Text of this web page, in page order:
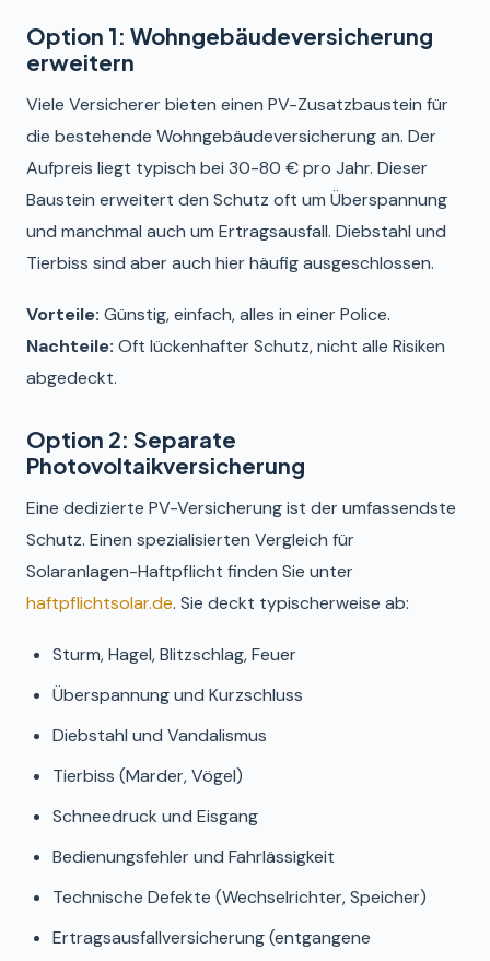
Option 1: Wohngebäudeversicherung
erweitern
Viele Versicherer bieten einen PV-Zusatzbaustein für
die bestehende Wohngebäudeversicherung an. Der
Aufpreis liegt typisch bei 30-80 € pro Jahr. Dieser
Baustein erweitert den Schutz oft um Überspannung
und manchmal auch um Ertragsausfall. Diebstahl und
Tierbiss sind aber auch hier häufig ausgeschlossen.
Vorteile: Günstig, einfach, alles in einer Police.
Nachteile: Oft lückenhafter Schutz, nicht alle Risiken
abgedeckt.
Option 2: Separate
Photovoltaikversicherung
Eine dedizierte PV-Versicherung ist der umfassendste
Schutz. Einen spezialisierten Vergleich für
Solaranlagen-Haftpflicht finden Sie unter
haftpflichtsolar.de. Sie deckt typischerweise ab:
Sturm, Hagel, Blitzschlag, Feuer
Überspannung und Kurzschluss
Diebstahl und Vandalismus
Tierbiss (Marder, Vögel)
Schneedruck und Eisgang
Bedienungsfehler und Fahrlässigkeit
Technische Defekte (Wechselrichter, Speicher)
Ertragsausfallversicherung (entgangene